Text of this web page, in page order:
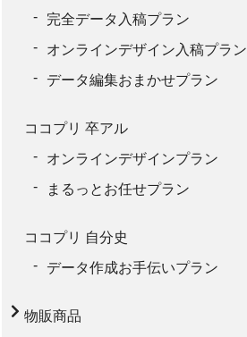
完全データ入稿プラン
オンラインデザイン入稿プラン
データ編集おまかせプラン
ココプリ 卒アル
オンラインデザインプラン
まるっとお任せプラン
ココプリ 自分史
データ作成お手伝いプラン
物販商品